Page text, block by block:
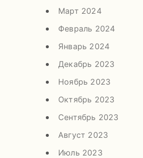
Март 2024
Февраль 2024
Январь 2024
Декабрь 2023
Ноябрь 2023
Октябрь 2023
Сентябрь 2023
Август 2023
Июль 2023